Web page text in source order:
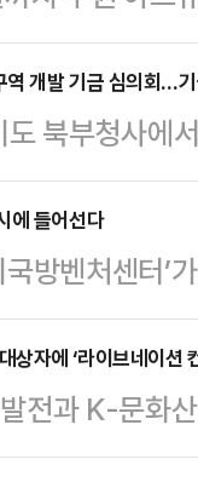
주소지가 경
구나 신청할
금이 지역화폐
의 창 너머,
시는 ‘장애인
나누고, 장
은 스마트워
을 지급하는
회참여를 촉
역 개발 기금 심의회…
북부청사에
로 2026년부
도 300억원을
밝혔다.주한
행된 ‘경기도
에 근거해 기
위원회는 당
에 들어선다
국방벤처센터
등으로 구성
의 정합성,
방안 제안 항
23일 밝혔다.
자에 ‘라이브네이션
전과 K-문화
업’ 민간공모